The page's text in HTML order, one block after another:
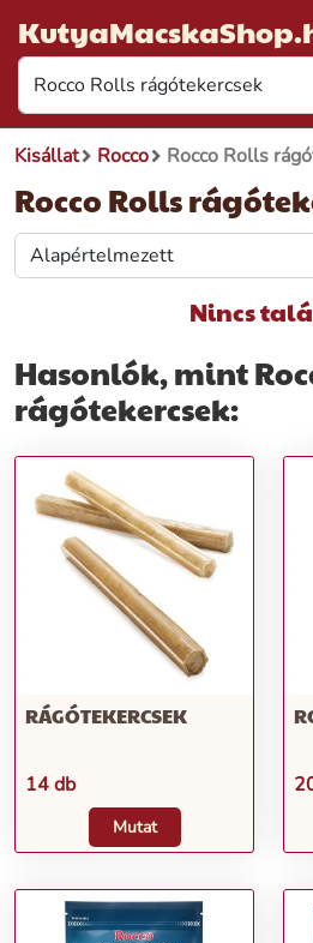
Kisállat Rocco Rocco Rolls
Rocco Rolls
Nincs
Hasonlók, mint
rágótekercsek:
RÁGÓTEKERCSEK
14 db
Mutat